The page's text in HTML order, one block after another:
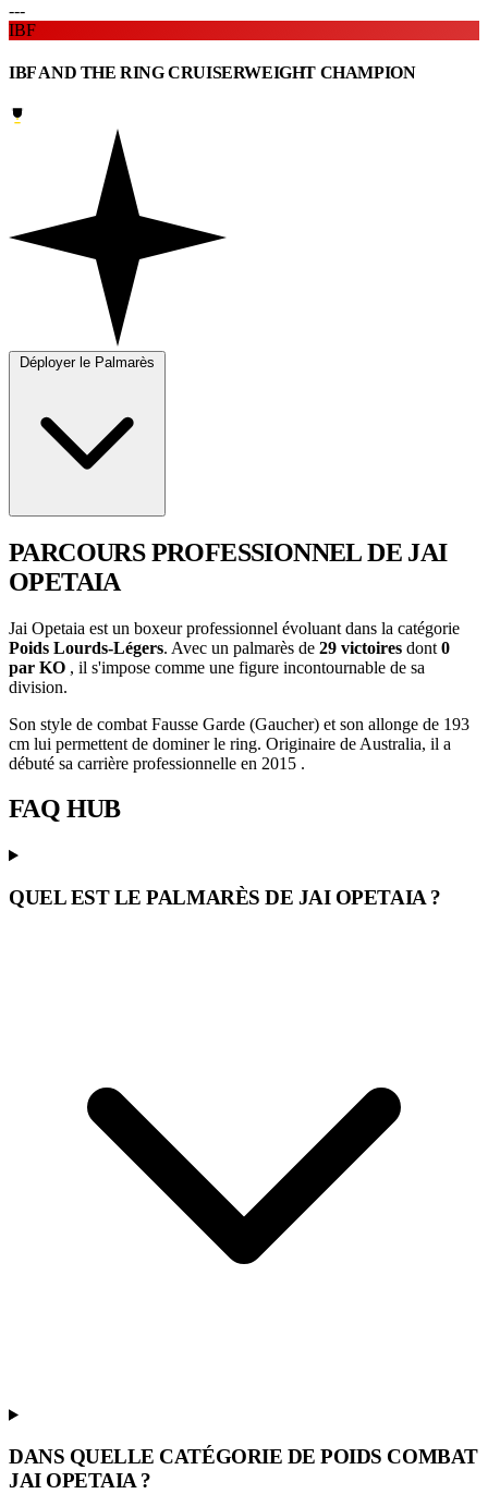
---
IBF
IBF AND THE RING CRUISERWEIGHT CHAMPION
Déployer le Palmarès
PARCOURS PROFESSIONNELDE JAI
OPETAIA
Jai Opetaia est un boxeur professionnel évoluant dans la catégorie
Poids Lourds-Légers. Avec un palmarès de 29 victoires dont 0
par KO , il s'impose comme une figure incontournable de sa
division.
Son style de combat Fausse Garde (Gaucher) et son allonge de 193
cm lui permettent de dominer le ring. Originaire de Australia, il a
débuté sa carrière professionnelle en 2015 .
FAQ HUB
QUEL EST LE PALMARÈS DE JAI OPETAIA ?
DANS QUELLE CATÉGORIE DE POIDS COMBAT
JAI OPETAIA ?